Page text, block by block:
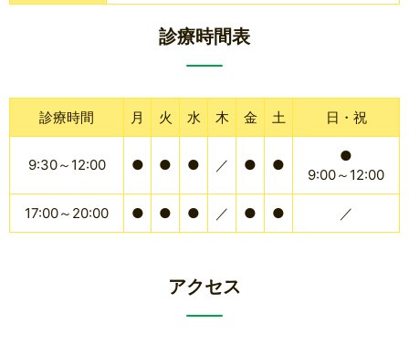
診療時間表
診療時間 月 火 水 木 金 土 日・祝
9:30～12:00 ● ● ● ／ ● ●
●
9:00～12:00
17:00～20:00 ● ● ● ／ ● ● ／
アクセス